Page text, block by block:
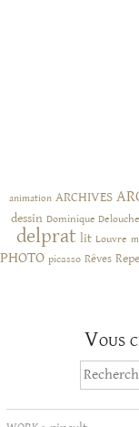
animation ARCHIVES
dessin Dominique Delouche
delprat lit Louvre
PHOTO picasso Rêves
Vous
Rechercher :